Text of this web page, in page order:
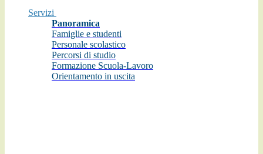
Servizi
Panoramica
Famiglie e studenti
Personale scolastico
Percorsi di studio
Formazione Scuola-Lavoro
Orientamento in uscita